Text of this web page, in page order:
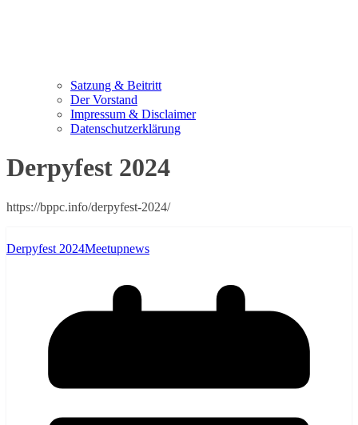
Satzung & Beitritt
Der Vorstand
Impressum & Disclaimer
Datenschutzerklärung
Derpyfest 2024
https://bppc.info/derpyfest-2024/
Derpyfest 2024Meetupnews